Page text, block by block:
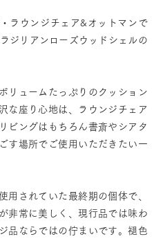
ラウンジチェア&オットマンで
ジリアンローズウッドシェルの
リュームたっぷりのクッション
な座り心地は、ラウンジチェア
ビングはもちろん書斎やシアタ
す場所でご使用いただきたい一
用されていた最終期の個体で、
非常に美しく、現行品では味わ
品ならではの佇まいです。褪色